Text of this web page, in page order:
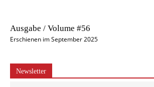
Ausgabe / Volume #56
Erschienen im September 2025
Newsletter